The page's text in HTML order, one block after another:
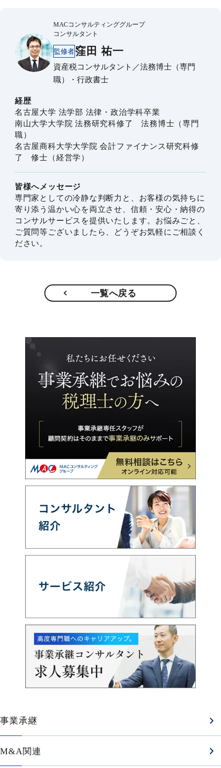
MACコンサルティンググループ
コンサルタント
監修者窪田 祐一
資産税コンサルタント／法務博士（専門
職）・行政書士
経歴
名古屋大学 法学部 法律・政治学科卒業
南山大学大学院 法務研究科修了 法務博士（専門
職）
名古屋商科大学大学院 会計ファイナンス研究科修
了 修士（経営学）
皆様へメッセージ
専門家としての冷静な判断力と、お客様の気持ちに
寄り添う温かい心を両立させ、信頼・安心・納得の
コンサルサービスを提供いたします。お悩みごと、
ご質問等ございましたら、どうぞお気軽にご相談く
ださい。
一覧へ戻る
事業承継
M&A関連